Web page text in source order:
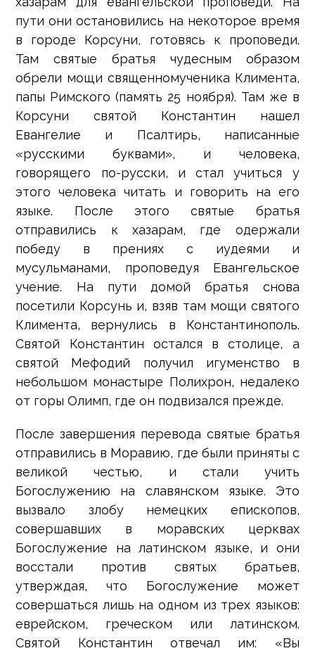
пути они остановились на некоторое время
в городе Корсуни, готовясь к проповеди.
Там святые братья чудесным образом
обрели мощи священномученика Климента,
папы Римского (память 25 ноября). Там же в
Корсуни святой Константин нашел
Евангелие и Псалтирь, написанные
«русскими буквами», и человека,
говорящего по-русски, и стал учиться у
этого человека читать и говорить на его
языке. После этого святые братья
отправились к хазарам, где одержали
победу в прениях с иудеями и
мусульманами, проповедуя Евангельское
учение. На пути домой братья снова
посетили Корсунь и, взяв там мощи святого
Климента, вернулись в Константинополь.
Святой Константин остался в столице, а
святой Мефодий получил игуменство в
небольшом монастыре Полихрон, недалеко
от горы Олимп, где он подвизался прежде.
После завершения перевода святые братья
отправились в Моравию, где были приняты с
великой честью, и стали учить
Богослужению на славянском языке. Это
вызвало злобу немецких епископов,
совершавших в моравских церквах
Богослужение на латинском языке, и они
восстали против святых братьев,
утверждая, что Богослужение может
совершаться лишь на одном из трех языков:
еврейском, греческом или латинском.
Святой Константин отвечал им: «Вы